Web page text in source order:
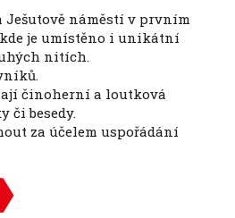
Ješutově náměstí v prvním
kde je umístěno i unikátní
nitích.
činoherní a loutková
či besedy.
za účelem uspořádání